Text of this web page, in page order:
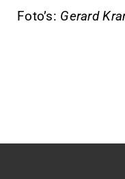
Foto’s: Gerard